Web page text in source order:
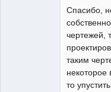
Спасибо,
чертежей,
таким
некоторое
то